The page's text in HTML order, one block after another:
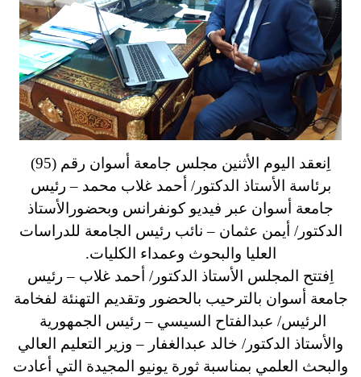
اِنعقد اليوم الأثنين مجلس جامعة أسوان رقم (95)
برئاسة الأستاذ الدكتور/ أحمد غلاب محمد – رئيس
جامعة أسوان عبر فيديو كونفرانس وبحضورالأستاذ
الدكتور/ أيمن عثمان – نائب رئيس الجامعة للدراسات
العليا والبحوث وعمداء الكليات.
اِفتتح المجلس الأستاذ الدكتور/ أحمد غلاب – رئيس
جامعة أسوان بالترحيب بالحضور وتقديم التهنئة لفخامة
الرئيس/ عبدالفتاح السيسي – رئيس الجمهورية
والأستاذ الدكتور/ خالد عبدالغفار – وزير التعليم العالي
والبحث العلمي بمناسبة ثورة يونيو المجيدة التي أعادت